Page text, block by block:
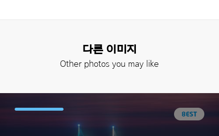
다른 이미지
Other photos you may like